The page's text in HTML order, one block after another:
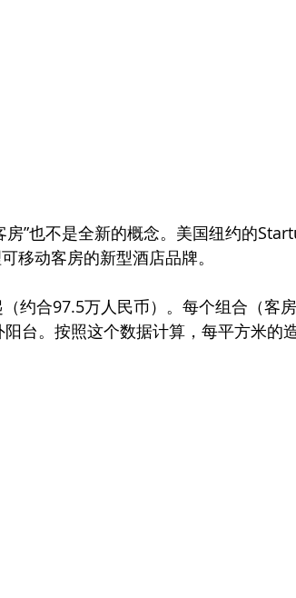
”也不是全新的概念。美国纽约的
移动客房的新型酒店品牌。
约合97.5万人民币）。每个组合（客
台。按照这个数据计算，每平方米的